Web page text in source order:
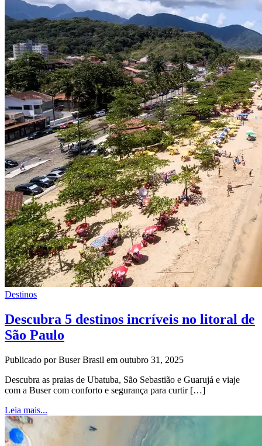
Destinos
Descubra 5 destinos incríveis no litoral de
São Paulo
Publicado por Buser Brasil em outubro 31, 2025
Descubra as praias de Ubatuba, São Sebastião e Guarujá e viaje
com a Buser com conforto e segurança para curtir […]
Leia mais...